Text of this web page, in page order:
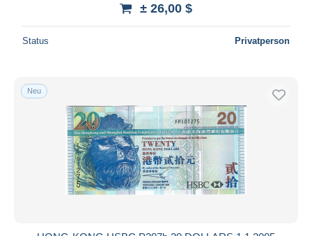
± 26,00 $
Status Privatperson
Neu